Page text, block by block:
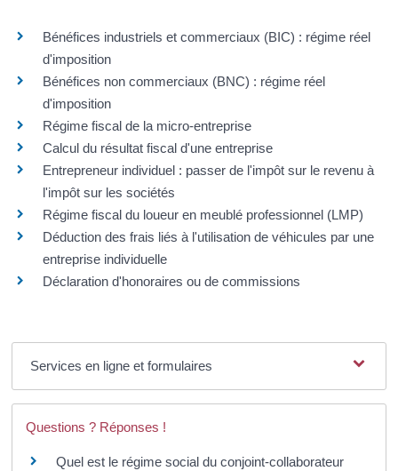
Bénéfices industriels et commerciaux (BIC) : régime réel
d'imposition
Bénéfices non commerciaux (BNC) : régime réel
d'imposition
Régime fiscal de la micro-entreprise
Calcul du résultat fiscal d'une entreprise
Entrepreneur individuel : passer de l'impôt sur le revenu à
l'impôt sur les sociétés
Régime fiscal du loueur en meublé professionnel (LMP)
Déduction des frais liés à l'utilisation de véhicules par une
entreprise individuelle
Déclaration d'honoraires ou de commissions
Services en ligne et formulaires
Questions ? Réponses !
Quel est le régime social du conjoint-collaborateur